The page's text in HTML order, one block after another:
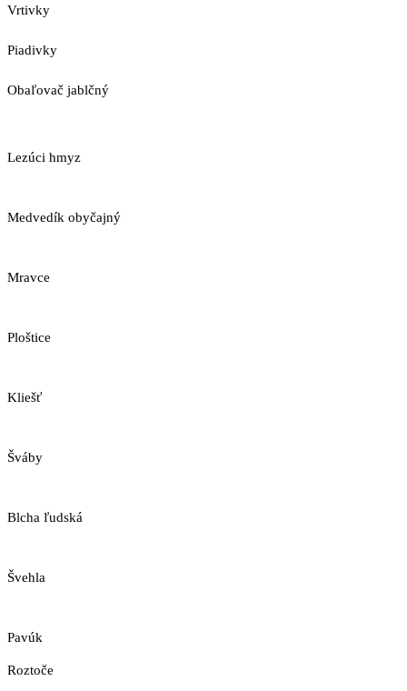
Vrtivky
Piadivky
Obaľovač jablčný
Lezúci hmyz
Medvedík obyčajný
Mravce
Ploštice
Kliešť
Šváby
Blcha ľudská
Švehla
Pavúk
Roztoče